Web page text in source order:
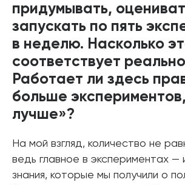
придумывать,
запускать по пять
в неделю. Насколько
соответствует
Работает ли здесь
больше
лучше»?
На мой взгляд, количество не
ведь главное в экспериментах —
знания, которые мы получили о